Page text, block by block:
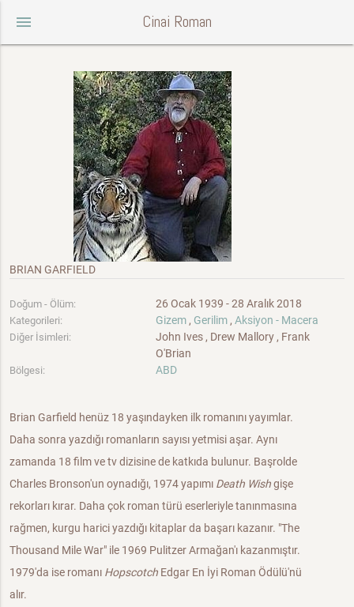
menu Cinai Roman
BRIAN GARFIELD
Doğum - Ölüm: 26 Ocak 1939 - 28 Aralık 2018
Kategorileri: Gizem , Gerilim ,Aksiyon - Macera
Diğer İsimleri:
John Ives , Drew Mallory , Frank
O'Brian
Bölgesi: ABD
Brian Garfield henüz 18 yaşındayken ilk romanını yayımlar.
Daha sonra yazdığı romanların sayısı yetmisi aşar. Aynı
zamanda 18 film ve tv dizisine de katkıda bulunur. Başrolde
Charles Bronson'un oynadığı, 1974 yapımı Death Wishgişe
rekorları kırar. Daha çok roman türü eserleriyle tanınmasına
rağmen, kurgu harici yazdığı kitaplar da başarı kazanır. "The
Thousand Mile War" ile 1969 Pulitzer Armağan'ı kazanmıştır.
1979'da ise romanı HopscotchEdgar En İyi Roman Ödülü'nü
alır.